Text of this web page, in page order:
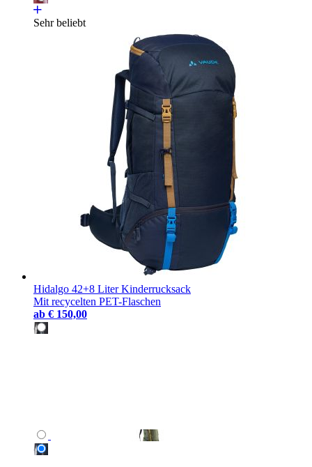
Sehr beliebt
Hidalgo 42+8 Liter Kinderrucksack
Mit recycelten PET-Flaschen
ab € 150,00